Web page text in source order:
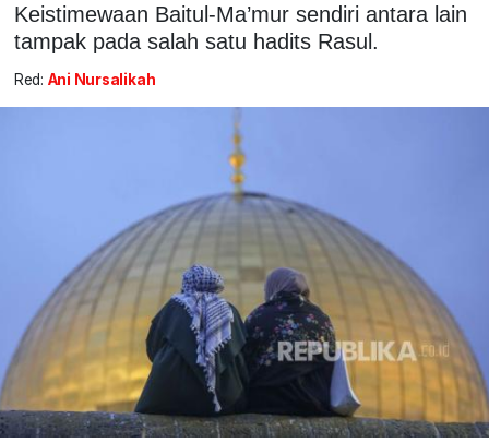
Keistimewaan Baitul-Ma’mur sendiri antara lain
tampak pada salah satu hadits Rasul.
Red: Ani Nursalikah